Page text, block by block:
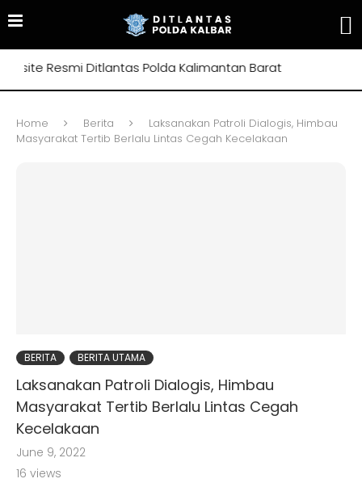
Resmi Ditlantas Polda Kalimantan Barat
Home Berita
Laksanakan Patroli Dialogis, Himbau
Masyarakat Tertib Berlalu Lintas Cegah Kecelakaan
BERITA BERITA UTAMA
Laksanakan Patroli Dialogis, Himbau
Masyarakat Tertib Berlalu Lintas Cegah
Kecelakaan
June 9, 2022
16 views